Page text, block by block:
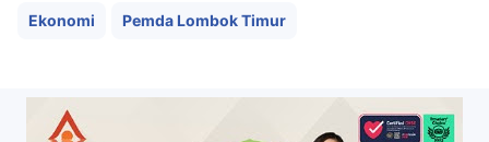
Ekonomi Pemda Lombok Timur